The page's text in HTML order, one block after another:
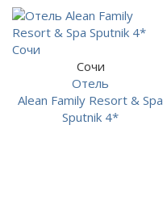
Сочи
Отель
Alean Family Resort & Spa
Sputnik 4*